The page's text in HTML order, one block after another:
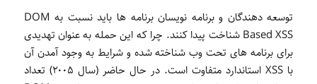
توسعه دهندگان و برنامه نویسان برنامه ها باید نسبت به DOM
Based XSS شناخت پیدا کنند. چرا که این حمله به عنوان تهدیدی
برای برنامه های تحت وب شناخته شده و شرایط به وجود آمدن آن
با XSS استاندارد متفاوت است. در حال حاضر (سال ۲۰۰۵) تعداد